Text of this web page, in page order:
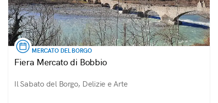
MERCATO DEL BORGO
Fiera Mercato di Bobbio
Il Sabato del Borgo, Delizie e Arte